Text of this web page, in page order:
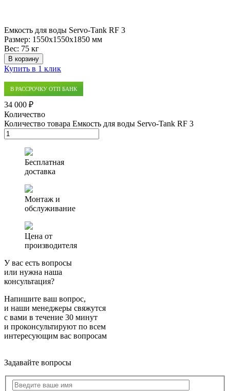
Емкость для воды Servo-Tank RF 3
Размер: 1550x1550x1850 мм
Вес: 75 кг
В корзину
Купить в 1 клик
В РАССРОЧКУ ОТП БАНК
34 000 ₽
Количество
Количество товара Емкость для воды Servo-Tank RF 3
Бесплатная
доставка
Монтаж и
обслуживание
Цена от
производителя
У вас есть вопросы
или нужна наша
консультация?
Напишите ваш вопрос,
и наши менеджеры свяжутся
с вами в течение 30 минут
и проконсультируют по всем
интересующим вас вопросам
Задавайте вопросы